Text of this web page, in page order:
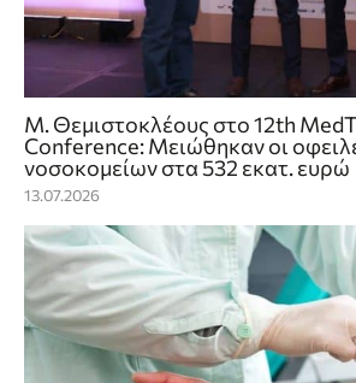
Μ. Θεμιστοκλέους στο 12th
Conference: Μειώθηκαν οι
νοσοκομείων στα 532 εκατ. ευρώ
13.07.2026